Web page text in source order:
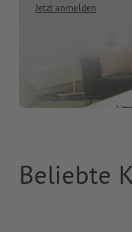
Jetzt anmelden
Beliebte